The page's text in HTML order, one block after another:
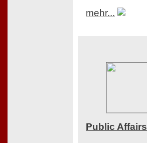
mehr...
Public Affairs